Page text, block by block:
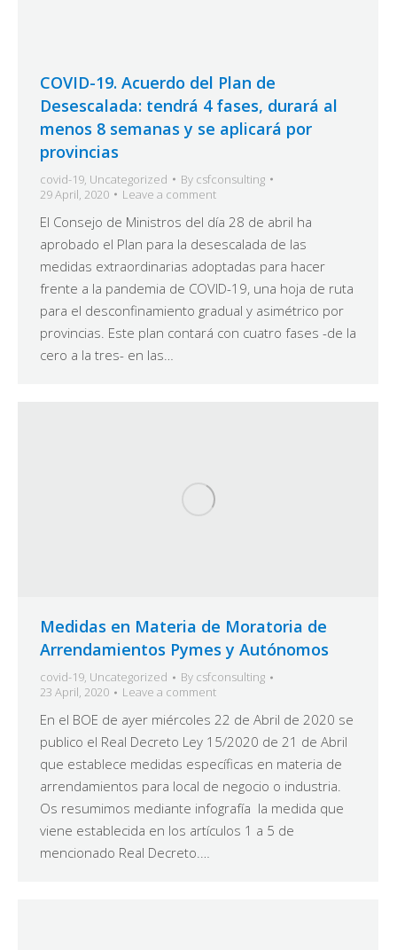
COVID-19. Acuerdo del Plan de
Desescalada: tendrá 4 fases, durará al
menos 8 semanas y se aplicará por
provincias
covid-19, Uncategorized By csfconsulting
29 April, 2020
Leave a comment
El Consejo de Ministros del día 28 de abril ha
aprobado el Plan para la desescalada de las
medidas extraordinarias adoptadas para hacer
frente a la pandemia de COVID-19, una hoja de ruta
para el desconfinamiento gradual y asimétrico por
provincias. Este plan contará con cuatro fases -de la
cero a la tres- en las…
Medidas en Materia de Moratoria de
Arrendamientos Pymes y Autónomos
covid-19, Uncategorized By csfconsulting
23 April, 2020
Leave a comment
En el BOE de ayer miércoles 22 de Abril de 2020 se
publico el Real Decreto Ley 15/2020 de 21 de Abril
que establece medidas específicas en materia de
arrendamientos para local de negocio o industria.
Os resumimos mediante infografía la medida que
viene establecida en los artículos 1 a 5 de
mencionado Real Decreto.…